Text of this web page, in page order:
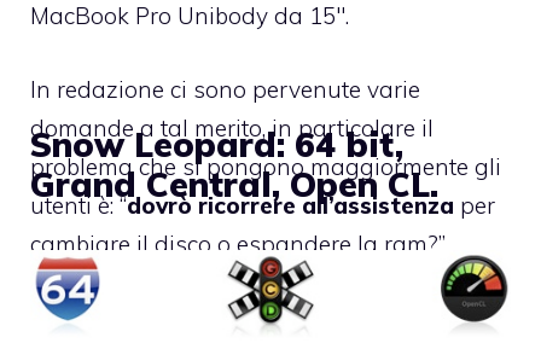
MacBook Pro Unibody da 15″.
In redazione ci sono pervenute varie
domande a tal merito, in particolare il
problema che si pongono maggiormente gli
utenti è: “dovrò ricorrere all’assistenza per
cambiare il disco o espandere la ram?”
Vediamo di fare un po’ di chiarezza.
Snow Leopard: 64 bit,
Grand Central, Open CL.